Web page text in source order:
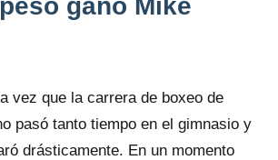
vez que la carrera de boxeo de
pasó tanto tiempo en el gimnasio y
drásticamente. En un momento